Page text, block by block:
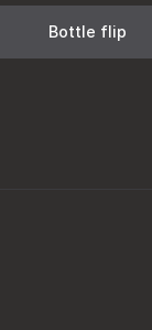
Bottle flip